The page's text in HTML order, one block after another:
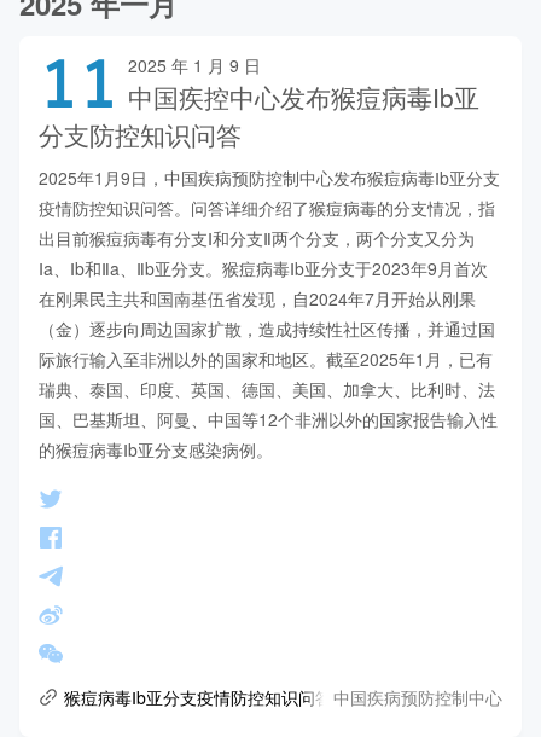
11 2025 年 1 月 9 日
中国疾控中心发布猴痘病毒Ⅰb亚
分支防控知识问答
2025年1月9日，中国疾病预防控制中心发布猴痘病毒Ⅰb亚分支
疫情防控知识问答。问答详细介绍了猴痘病毒的分支情况，指
出目前猴痘病毒有分支Ⅰ和分支Ⅱ两个分支，两个分支又分为
Ⅰa、Ⅰb和Ⅱa、Ⅱb亚分支。猴痘病毒Ⅰb亚分支于2023年9月首次
在刚果民主共和国南基伍省发现，自2024年7月开始从刚果
（金）逐步向周边国家扩散，造成持续性社区传播，并通过国
际旅行输入至非洲以外的国家和地区。截至2025年1月，已有
瑞典、泰国、印度、英国、德国、美国、加拿大、比利时、法
国、巴基斯坦、阿曼、中国等12个非洲以外的国家报告输入性
的猴痘病毒Ⅰb亚分支感染病例。
猴痘病毒Ⅰb亚分支疫情防控知识问答 中国疾病预防控制中心